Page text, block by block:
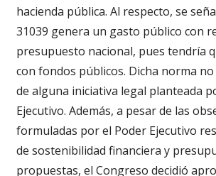
hacienda pública. Al respecto, se
31039 genera un gasto público con
presupuesto nacional, pues tendría
con fondos públicos. Dicha norma
de alguna iniciativa legal planteada
Ejecutivo. Además, a pesar de las
formuladas por el Poder Ejecutivo
de sostenibilidad financiera y
propuestas, el Congreso decidió